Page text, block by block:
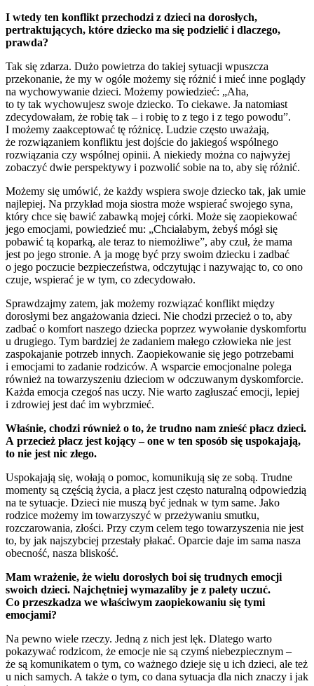
I wtedy ten konflikt przechodzi z dzieci na dorosłych,
pertraktujących, które dziecko ma się podzielić i dlaczego,
prawda?
Tak się zdarza. Dużo powietrza do takiej sytuacji wpuszcza
przekonanie, że my w ogóle możemy się różnić i mieć inne poglądy
na wychowywanie dzieci. Możemy powiedzieć: „Aha,
to ty tak wychowujesz swoje dziecko. To ciekawe. Ja natomiast
zdecydowałam, że robię tak – i robię to z tego i z tego powodu”.
I możemy zaakceptować tę różnicę. Ludzie często uważają,
że rozwiązaniem konfliktu jest dojście do jakiegoś wspólnego
rozwiązania czy wspólnej opinii. A niekiedy można co najwyżej
zobaczyć dwie perspektywy i pozwolić sobie na to, aby się różnić.
Możemy się umówić, że każdy wspiera swoje dziecko tak, jak umie
najlepiej. Na przykład moja siostra może wspierać swojego syna,
który chce się bawić zabawką mojej córki. Może się zaopiekować
jego emocjami, powiedzieć mu: „Chciałabym, żebyś mógł się
pobawić tą koparką, ale teraz to niemożliwe”, aby czuł, że mama
jest po jego stronie. A ja mogę być przy swoim dziecku i zadbać
o jego poczucie bezpieczeństwa, odczytując i nazywając to, co ono
czuje, wspierać je w tym, co zdecydowało.
Sprawdzajmy zatem, jak możemy rozwiązać konflikt między
dorosłymi bez angażowania dzieci. Nie chodzi przecież o to, aby
zadbać o komfort naszego dziecka poprzez wywołanie dyskomfortu
u drugiego. Tym bardziej że zadaniem małego człowieka nie jest
zaspokajanie potrzeb innych. Zaopiekowanie się jego potrzebami
i emocjami to zadanie rodziców. A wsparcie emocjonalne polega
również na towarzyszeniu dzieciom w odczuwanym dyskomforcie.
Każda emocja czegoś nas uczy. Nie warto zagłuszać emocji, lepiej
i zdrowiej jest dać im wybrzmieć.
Właśnie, chodzi również o to, że trudno nam znieść płacz dzieci.
A przecież płacz jest kojący – one w ten sposób się uspokajają,
to nie jest nic złego.
Uspokajają się, wołają o pomoc, komunikują się ze sobą. Trudne
momenty są częścią życia, a płacz jest często naturalną odpowiedzią
na te sytuacje. Dzieci nie muszą być jednak w tym same. Jako
rodzice możemy im towarzyszyć w przeżywaniu smutku,
rozczarowania, złości. Przy czym celem tego towarzyszenia nie jest
to, by jak najszybciej przestały płakać. Oparcie daje im sama nasza
obecność, nasza bliskość.
Mam wrażenie, że wielu dorosłych boi się trudnych emocji
swoich dzieci. Najchętniej wymazaliby je z palety uczuć.
Co przeszkadza we właściwym zaopiekowaniu się tymi
emocjami?
Na pewno wiele rzeczy. Jedną z nich jest lęk. Dlatego warto
pokazywać rodzicom, że emocje nie są czymś niebezpiecznym –
że są komunikatem o tym, co ważnego dzieje się u ich dzieci, ale też
u nich samych. A także o tym, co dana sytuacja dla nich znaczy i jak